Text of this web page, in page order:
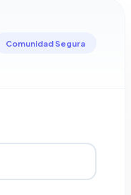
Comunidad Segura